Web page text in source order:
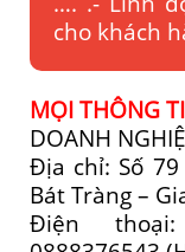
cho khách
MỌI THÔNG
DOANH
Địa chỉ: Số 79
Bát Tràng –
Điện thoại: